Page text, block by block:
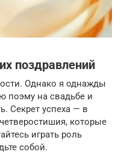
поздравлений
Однако я однажды
поэму на свадьбе и
Секрет успеха — в
которые
играть роль
собой.